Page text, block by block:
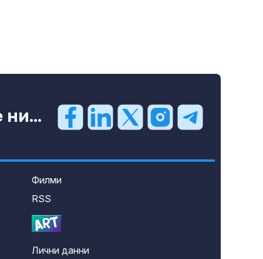
ни...
Филми
RSS
Лични данни